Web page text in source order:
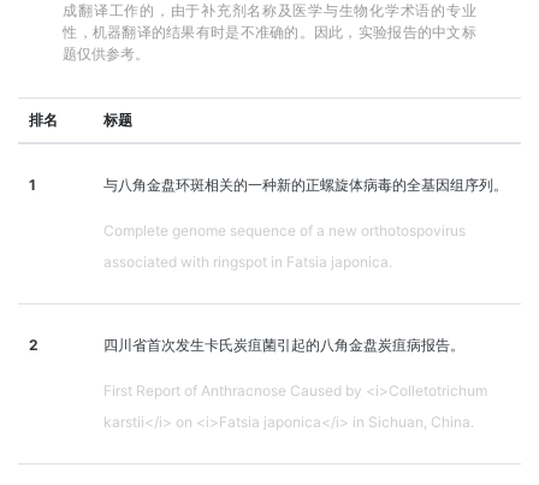
成翻译工作的，由于补充剂名称及医学与生物化学术语的专业
性，机器翻译的结果有时是不准确的。因此，实验报告的中文标
题仅供参考。
排名 标题
1 与八角金盘环斑相关的一种新的正螺旋体病毒的全基因组序列。
Complete genome sequence of a new orthotospovirus
associated with ringspot in Fatsia japonica.
2 四川省首次发生卡氏炭疽菌引起的八角金盘炭疽病报告。
First Report of Anthracnose Caused by <i>Colletotrichum
karstii</i> on <i>Fatsia japonica</i> in Sichuan, China.